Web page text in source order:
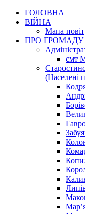
ГОЛОВНА
ВІЙНА
Мапа
ПРО ГРОМАДУ
смт
(Населені